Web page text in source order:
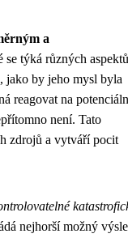
a
se týká různých aspektů
jako by jeho mysl byla
reagovat na
není. Tato
zdrojů a vytváří pocit
nejhorší možný